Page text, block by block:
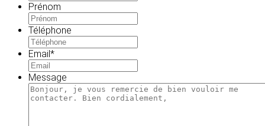
Prénom
Téléphone
Email*
Message